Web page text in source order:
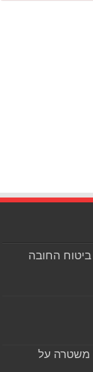
ביטוח החובה
משטרה על